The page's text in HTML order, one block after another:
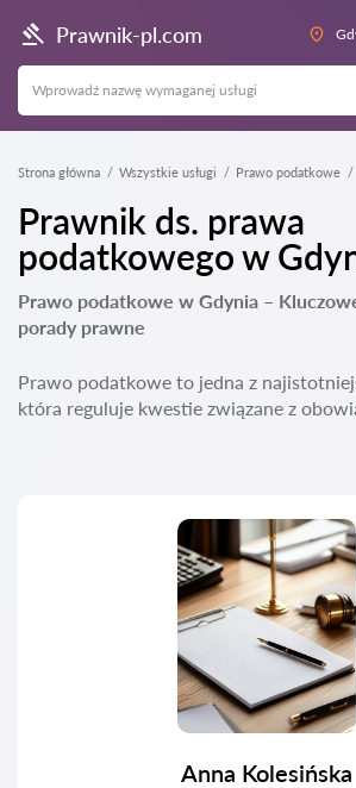
Prawnik-pl.com
Strona główna Wszystkie usługi Prawo podatkowe
Prawnik ds. prawa
podatkowego w
Prawo podatkowe w Gdynia –
porady prawne
Prawo podatkowe to jedna z
która reguluje kwestie związane z
Anna Kolesińska